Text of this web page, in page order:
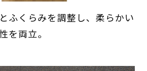
ふくらみを調整し、柔らかい
を両立。